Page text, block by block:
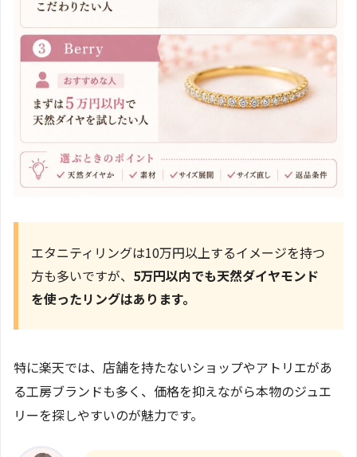
エタニティリングは10万円以上するイメージを持つ
方も多いですが、 5万円以内でも天然ダイヤモンド
を使ったリングはあります。
特に楽天では、店舗を持たないショップやアトリエがあ
る工房ブランドも多く、価格を抑えながら本物のジュエ
リーを探しやすいのが魅力です。